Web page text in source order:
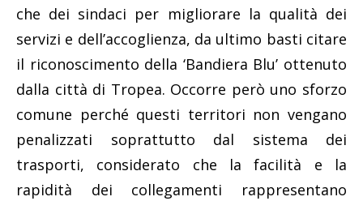
che dei sindaci per migliorare la qualità dei
servizi e dell’accoglienza, da ultimo basti citare
il riconoscimento della ‘Bandiera Blu’ ottenuto
dalla città di Tropea. Occorre però uno sforzo
comune perché questi territori non vengano
penalizzati soprattutto dal sistema dei
trasporti, considerato che la facilità e la
rapidità dei collegamenti rappresentano